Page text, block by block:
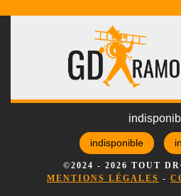
indisponible
©2024 - 2026 TOUT
MENTIONS LÉGALES -